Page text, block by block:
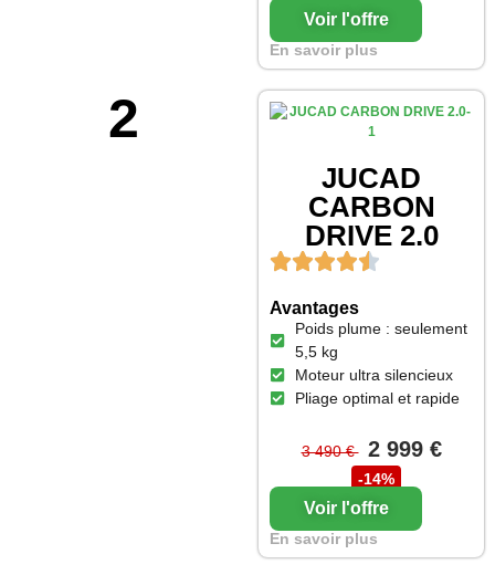
Voir l'offre
En savoir plus
2
JUCAD
CARBON
DRIVE 2.0
Avantages
Poids plume : seulement
5,5 kg
Moteur ultra silencieux
Pliage optimal et rapide
3 490 € 2 999 €
-14%
Voir l'offre
En savoir plus